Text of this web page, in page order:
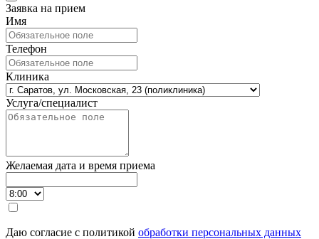
Заявка на прием
Имя
Телефон
Клиника
Услуга/специалист
Желаемая дата и время приема
Даю согласие с политикой обработки персональных данных